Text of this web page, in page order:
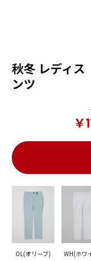
秋冬 レディ
ンツ
￥
OL(オリーブ) WH(ホワ